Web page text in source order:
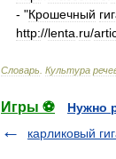
- "Крошечный
http://lenta ru/
Словарь Культура
Игры ⚽
Нужно
карликовый